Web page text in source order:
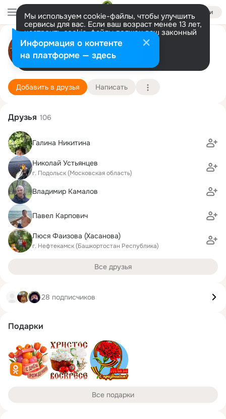
Войти
Мы используем cookie-файлы, чтобы улучшить
сервисы для вас. Если ваш возраст менее 13 лет,
настроить cookie-файлы должен ваш законный
представитель. Больше информации
Разрешить все Настроить
Елена Вахрушева(Вотинова)
Пермь 11 сентября (59 лет)
Подробнее
Добавить в друзья Написать
Друзья 106
Галина Никитина
Николай Устьянцев
г. Подольск (Московская область)
Владимир Камалов
Павел Карпович
Люся Фаизова (Хасанова)
г. Нефтекамск (Башкортостан Республика)
Все друзья
28 подписчиков
Подарки
Все подарки
Информация о контенте
на платформе — здесь